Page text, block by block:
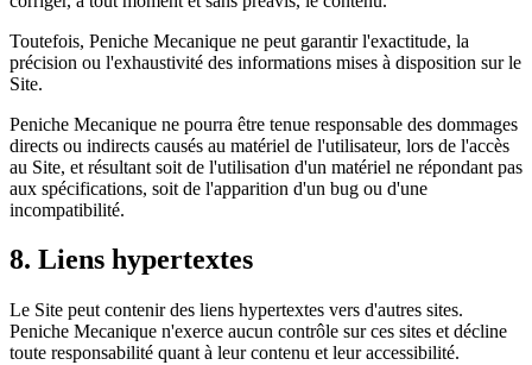
Toutefois, Peniche Mecanique ne peut garantir l'exactitude, la
précision ou l'exhaustivité des informations mises à disposition sur le
Site.
Peniche Mecanique ne pourra être tenue responsable des dommages
directs ou indirects causés au matériel de l'utilisateur, lors de l'accès
au Site, et résultant soit de l'utilisation d'un matériel ne répondant pas
aux spécifications, soit de l'apparition d'un bug ou d'une
incompatibilité.
8. Liens hypertextes
Le Site peut contenir des liens hypertextes vers d'autres sites.
Peniche Mecanique n'exerce aucun contrôle sur ces sites et décline
toute responsabilité quant à leur contenu et leur accessibilité.